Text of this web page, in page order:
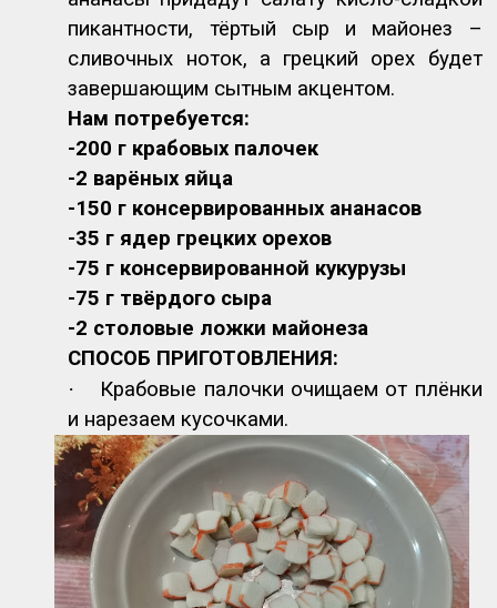
пикантности, тёртый сыр и майонез –
сливочных ноток, а грецкий орех будет
завершающим сытным акцентом.
Нам потребуется:
-200 г крабовых палочек
-2 варёных яйца
-150 г консервированных ананасов
-35 г ядер грецких орехов
-75 г консервированной кукурузы
-75 г твёрдого сыра
-2 столовые ложки майонеза
СПОСОБ ПРИГОТОВЛЕНИЯ:
·
Крабовые палочки очищаем от плёнки
и нарезаем кусочками.